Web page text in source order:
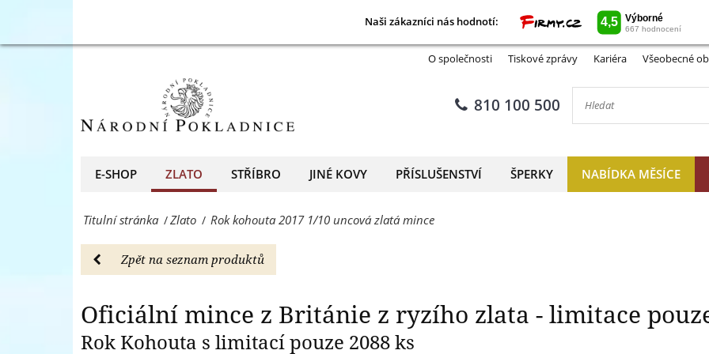
Naši zákazníci nás hodnotí:
zlatá
Zlato
-
Národní
Pokladnice
O společnosti Tiskové zprávy Kariéra Všeobecné
810 100 500
E-SHOP ZLATO STŘÍBRO JINÉ KOVY PŘÍSLUŠENSTVÍ ŠPERKY NABÍDKA MĚSÍCE
Titulní stránka /Zlato / Rok kohouta 2017 1/10 uncová zlatá mince
Zpět na seznam produktů
Oficiální mince z Británie z ryzího zlata - limitace
Rok Kohouta s limitací pouze 2088 ks
Oficiální mince z Británie z ryzího zlata -
Naši zákazníci nás hodnotí:
-
Národní
přední
evropský
prodejce
a